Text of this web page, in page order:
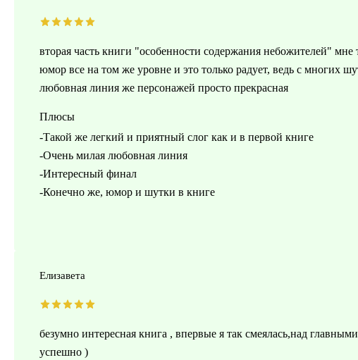
вторая часть книги "особенности содержания небожителей" мне
юмор все на том же уровне и это только радует, ведь с многих
любовная линия же персонажей просто прекрасная
Плюсы
-Такой же легкий и приятный слог как и в первой книге
-Очень милая любовная линия
-Интересный финал
-Конечно же, юмор и шутки в книге
Елизавета
безумно интересная книга , впервые я так смеялась,над
успешно )